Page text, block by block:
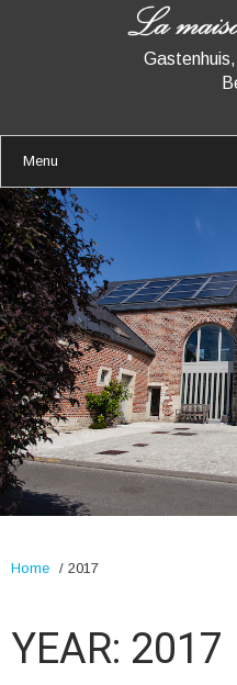
Menu
Home / 2017
YEAR: 2017